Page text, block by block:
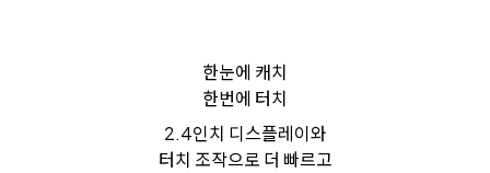
한눈에 캐치
한번에 터치
2.4인치 디스플레이와
터치 조작으로 더 빠르고